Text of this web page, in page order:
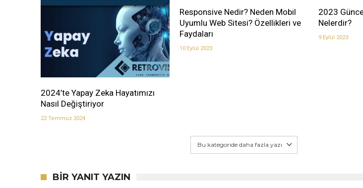
2024’te Yapay Zeka Hayatımızı
Nasıl Değiştiriyor
22 Temmuz 2024
Responsive Nedir? Neden Mobil
Uyumlu Web Sitesi? Özellikleri ve
Faydaları
10 Eylül 2023
2023
Nelerdir?
9 Eylül 2023
Bu kategoride daha fazla yazı
BIR YANIT YAZIN